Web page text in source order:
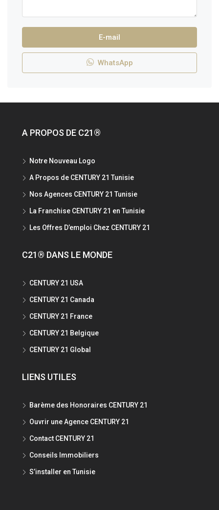
E-mail
WhatsApp
A PROPOS DE C21®
Notre Nouveau Logo
A Propos de CENTURY 21 Tunisie
Nos Agences CENTURY 21 Tunisie
La Franchise CENTURY 21 en Tunisie
Les Offres D’emploi Chez CENTURY 21
C21® DANS LE MONDE
CENTURY 21 USA
CENTURY 21 Canada
CENTURY 21 France
CENTURY 21 Belgique
CENTURY 21 Global
LIENS UTILES
Barème des Honoraires CENTURY 21
Ouvrir une Agence CENTURY 21
Contact CENTURY 21
Conseils Immobiliers
S’installer en Tunisie